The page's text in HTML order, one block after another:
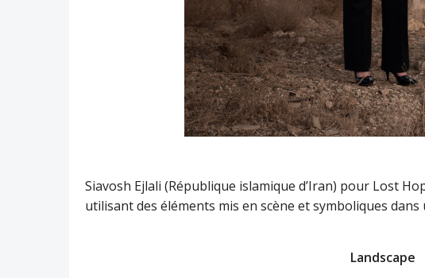
Siavosh Ejlali (République islamique d’Iran) pour Lost
utilisant des éléments mis en scène et symboliques
Landscape